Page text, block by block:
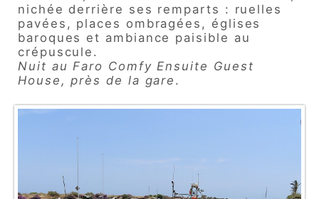
nichée derrière ses remparts : ruelles
pavées, places ombragées, églises
baroques et ambiance paisible au
crépuscule.
Nuit au Faro Comfy Ensuite Guest
House, près de la gare .